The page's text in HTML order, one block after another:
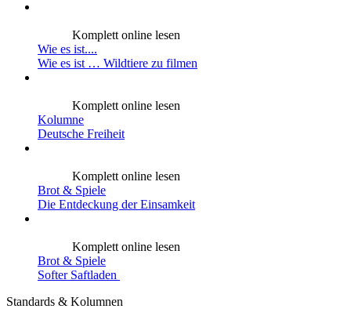
Komplett online lesen
Wie es ist....
Wie es ist … Wildtiere zu filmen
Komplett online lesen
Kolumne
Deutsche Freiheit
Komplett online lesen
Brot & Spiele
Die Entdeckung der Einsamkeit
Komplett online lesen
Brot & Spiele
Softer Saftladen
Standards & Kolumnen